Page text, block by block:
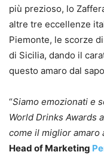
più prezioso, lo
altre tre eccellenze
Piemonte, le scorze
di Sicilia, dando il
questo amaro dal
“Siamo emozionati e
World Drinks Awards
come il miglior amaro
Head of Marketing